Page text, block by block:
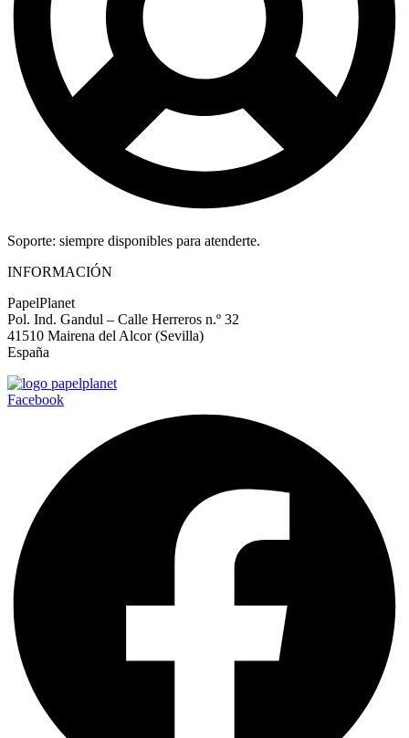
Soporte: siempre disponibles para atenderte.
INFORMACIÓN
PapelPlanet
Pol. Ind. Gandul – Calle Herreros n.º 32
41510 Mairena del Alcor (Sevilla)
España
Facebook